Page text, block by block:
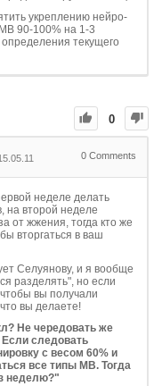
укреплению нейро-
90-100% на 1-3
текущего
0
0 Comments
неделе делать
на второй неделе
от жжения, тогда кто же
вторгаться в ваш
Селуянову, и я вообще
разделять", но если
вы получали
вы делаете!
Не чередовать же
следовать
с весом 60% и
все типы МВ. Тогда
неделю?"